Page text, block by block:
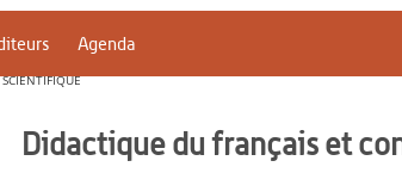
Agenda
Didactique du français et